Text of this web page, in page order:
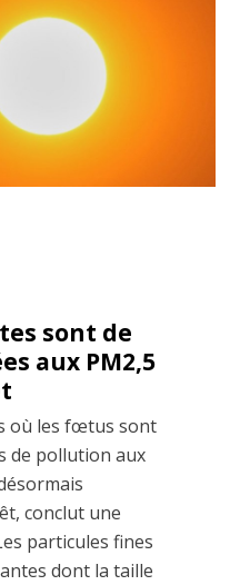
sont de
aux PM2,5
où les fœtus sont
de pollution aux
conclut une
particules fines
dont la taille